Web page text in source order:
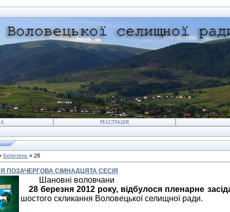
РЕЄСТРАЦІЯ
Березень » 28
ПОЗАЧЕРГОВА СІМНАДЦЯТА СЕСІЯ
Шановні воловчани
28 березня 2012 року, відбулося пленарне
шостого скликання Воловецької селищної ради.